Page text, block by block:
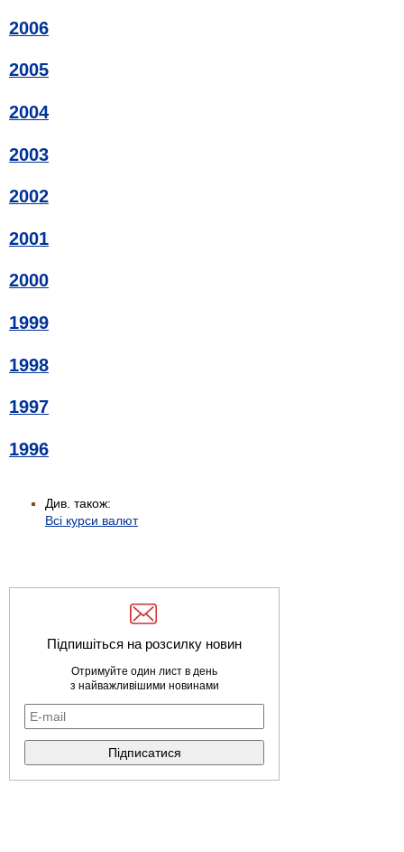
2006
2005
2004
2003
2002
2001
2000
1999
1998
1997
1996
Див. також:
Всі курси валют
Підпишіться на розсилку новин
Отримуйте один лист в день
з найважливішими новинами